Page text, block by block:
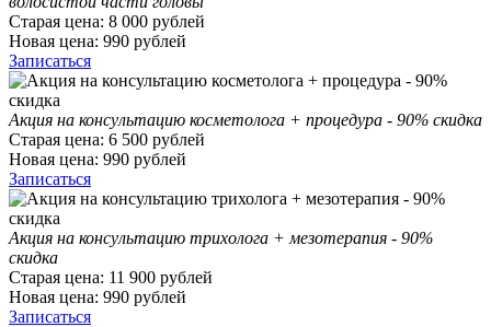
Старая цена: 8 000 рублей
Новая цена: 990 рублей
Записаться
Акция на консультацию косметолога + процедура - 90% скидка
Старая цена: 6 500 рублей
Новая цена: 990 рублей
Записаться
Акция на консультацию трихолога + мезотерапия - 90%
скидка
Старая цена: 11 900 рублей
Новая цена: 990 рублей
Записаться